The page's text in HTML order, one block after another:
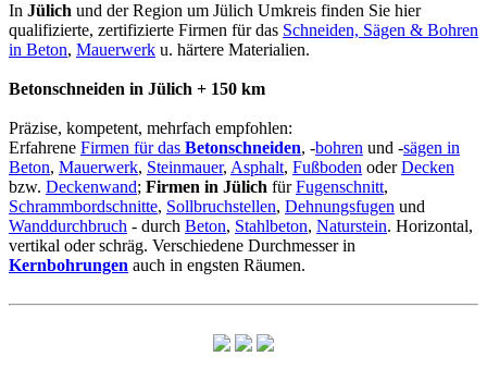
In Jülich und der Region um Jülich Umkreis finden Sie hier
qualifizierte, zertifizierte Firmen für das Schneiden, Sägen & Bohren
in Beton, Mauerwerk u. härtere Materialien.
Betonschneiden in Jülich + 150 km
Präzise, kompetent, mehrfach empfohlen:
Erfahrene Firmen für das Betonschneiden, -bohren und -sägen in
Beton, Mauerwerk, Steinmauer, Asphalt, Fußboden oderDecken
bzw. Deckenwand; Firmen in Jülich fürFugenschnitt,
Schrammbordschnitte, Sollbruchstellen, Dehnungsfugen und
Wanddurchbruch - durch Beton, Stahlbeton, Naturstein. Horizontal,
vertikal oder schräg. Verschiedene Durchmesser in
Kernbohrungen auch in engsten Räumen.